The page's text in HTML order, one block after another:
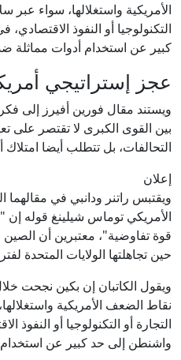
الأمريكية واستغلالها، سواء عبر
التكنولوجيا أو النفوذ
كبير عن استخدام أدوات مماثلة
عجز إستراتيجي
ويستند مقال فورين أفيرز إلى
بين القوى الكبرى لا تقتصر على
التحالفات، بل تتطلب أيضا
إعلان
ويقتبس راتنر ودانبي في
الأمريكي توماس شيلينغ قوله
قوة تفاوضية"، معتبرين أن
حين تجاهلتها الولايات المتحدة
ويقول الكاتبان إن بكين نجحت
نقاط الضعف الأمريكية
التجارة أو التكنولوجيا أو النفوذ
واشنطن إلى حد كبير عن